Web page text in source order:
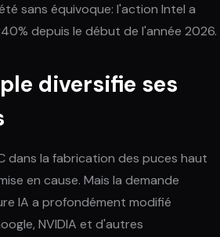
sans équivoque: l'action Intel a
depuis le début de l'année 2026.
diversifie ses
dans la fabrication des puces haut
en cause. Mais la demande
IA a profondément modifié
NVIDIA et d'autres